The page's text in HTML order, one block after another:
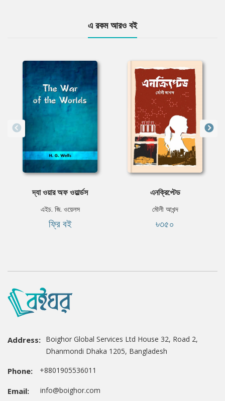
এ রকম আরও বই
দ্যা ওয়ার অফ ওয়ার্ল্ডস
এইচ. জি. ওয়েলস
ফ্রি বই
এনক্রিপ্টেড
মৌলী আখন্দ
৳৩৫০
Address: Boighor Global Services Ltd House 32, Road 2,
Dhanmondi Dhaka 1205, Bangladesh
Phone: +8801905536011
Email: info@boighor.com